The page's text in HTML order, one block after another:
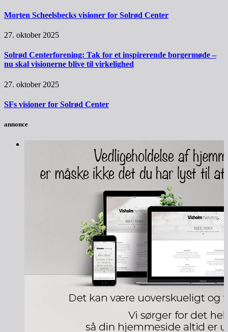
Morten Scheelsbecks visioner for Solrød Center
27. oktober 2025
Solrød Centerforening: Tak for et inspirerende borgermøde –
nu skal visionerne blive til virkelighed
27. oktober 2025
SFs visioner for Solrød Center
annonce